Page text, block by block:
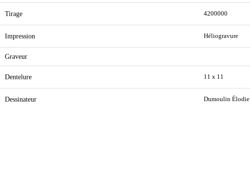
Tirage 4200000
Impression Héliogravure
Graveur
Dentelure 11 x 11
Dessinateur Dumoulin Élodie